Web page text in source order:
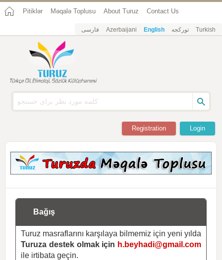
Pitiklər Məqalə Toplusu About Turuz Contact Us
فارسی Azerbaijani English تورکجه Turkish
Login
Registration
Bağış
Turuz masraflarını karşılaya bilmemiz için yeni yılda
Turuza destek olmak için h.beyhadi@gmail.com
ile irtibata geçin.